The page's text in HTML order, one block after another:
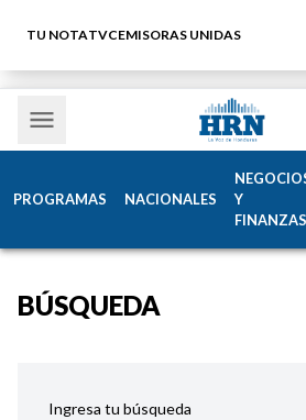
TU NOTATVCEMISORAS UNIDAS
PROGRAMAS NACIONALES
Y
FINANZAS
BÚSQUEDA
Ingresa tu búsqueda